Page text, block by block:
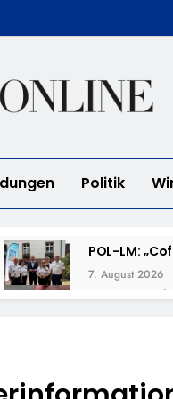
Politik
POL-LM:
7. August 2026
POL-DA:
POL-OF:
POL-OH: